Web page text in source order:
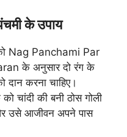
के उपाय
Nag Panchami Par
के अनुसार दो रंग के
दान करना चाहिए।
चांदी की बनी ठोस गोली
उसे आजीवन अपने पास